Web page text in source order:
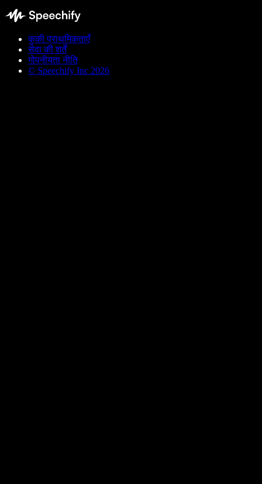
कुकी प्राथमिकताएँ
सेवा की शर्तें
गोपनीयता नीति
© Speechify Inc 2026